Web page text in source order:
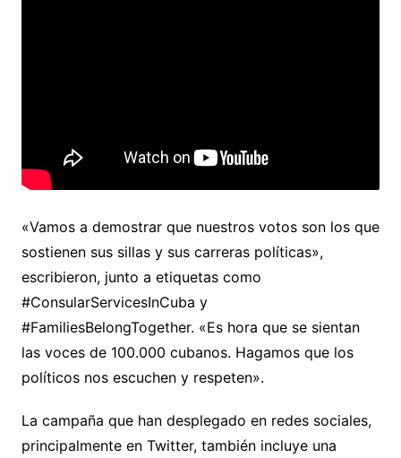
«Vamos a demostrar que nuestros votos son los que
sostienen sus sillas y sus carreras políticas»,
escribieron, junto a etiquetas como
#ConsularServicesInCuba y
#FamiliesBelongTogether. «Es hora que se sientan
las voces de 100.000 cubanos. Hagamos que los
políticos nos escuchen y respeten».
La campaña que han desplegado en redes sociales,
principalmente en Twitter, también incluye una